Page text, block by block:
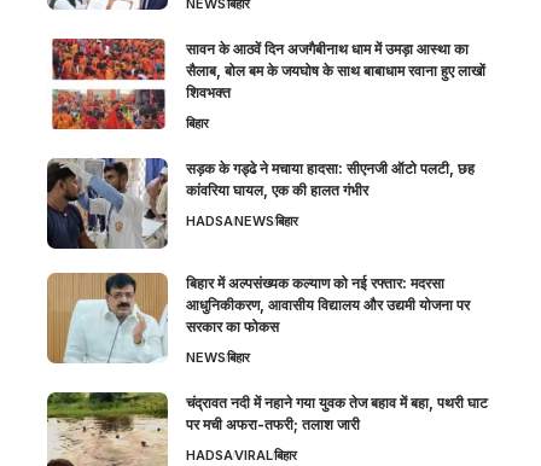
सावन के आठवें दिन अजगैबीनाथ धाम में उमड़ा आस्था का
सैलाब, बोल बम के जयघोष के साथ बाबाधाम रवाना हुए लाखों
शिवभक्त
बिहार
सड़क के गड्ढे ने मचाया हादसा: सीएनजी ऑटो पलटी, छह
कांवरिया घायल, एक की हालत गंभीर
HADSANEWSबिहार
बिहार में अल्पसंख्यक कल्याण को नई रफ्तार: मदरसा
आधुनिकीकरण, आवासीय विद्यालय और उद्यमी योजना पर
सरकार का फोकस
NEWSबिहार
चंद्रावत नदी में नहाने गया युवक तेज बहाव में बहा, पथरी घाट
पर मची अफरा-तफरी; तलाश जारी
HADSAVIRALबिहार